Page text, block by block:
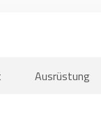
Ausrüstung